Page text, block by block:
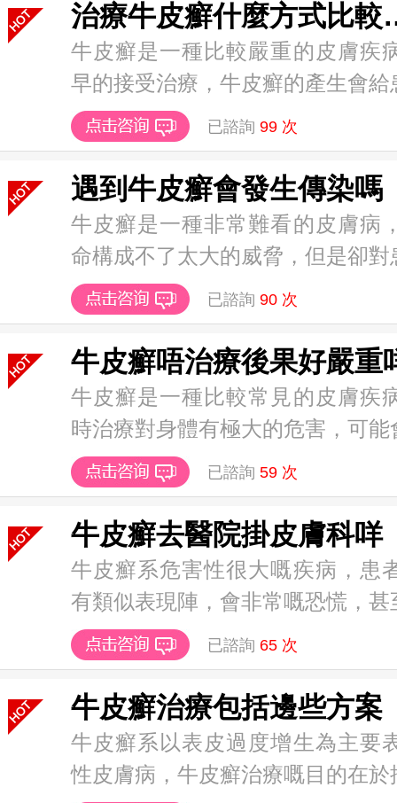
治療牛
牛皮癬是一種比較嚴重的皮膚疾
早的接受治療，牛皮癬的產生會給
已諮詢 99 次
遇到牛皮癬會發生傳染嗎
牛皮癬是一種非常難看的皮膚病
命構成不了太大的威脅，但是卻對
已諮詢 90 次
牛皮癬唔治療後果好嚴重
牛皮癬是一種比較常見的皮膚疾
時治療對身體有極大的危害，可能
已諮詢 59 次
牛皮癬去醫院掛皮膚科咩
牛皮癬系危害性很大嘅疾病，患
有類似表現陣，會非常嘅恐慌，甚
已諮詢 65 次
牛皮癬治療包括邊些方案
牛皮癬系以表皮過度增生為主要
性皮膚病，牛皮癬治療嘅目的在於